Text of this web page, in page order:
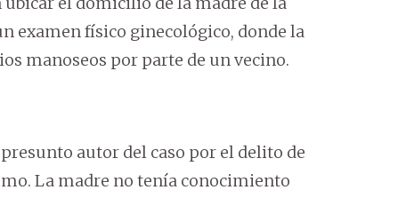
examen físico ginecológico, donde la
manoseos por parte de un vecino.
autor del caso por el delito de
La madre no tenía conocimiento